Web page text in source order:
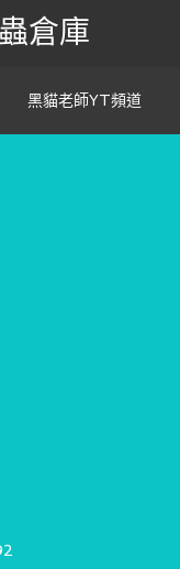
倉庫
黑貓老師YT頻道